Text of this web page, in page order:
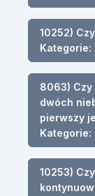
10252)
Kategorie:
8063) Czy
dwóch
pierwszy
Kategorie:
10253)